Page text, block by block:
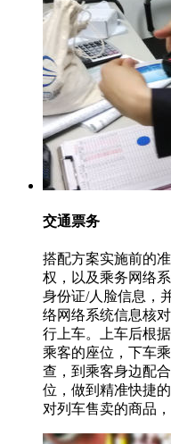
交通票务
搭配方案实施前的
权，以及乘务网络
身份证/人脸信息，
络网络系统信息核
行上车。上车后根
乘客的座位，下车
查，到乘客身边配
位，做到精准快捷
对列车售卖的商品